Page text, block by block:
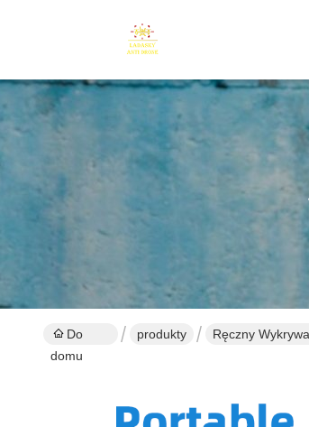
Do
domu
produkty Ręczny